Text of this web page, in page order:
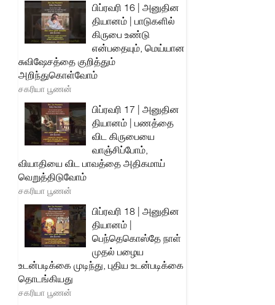
பிப்ரவரி 16 | அனுதின
தியானம் | பாடுகளில்
கிருபை உண்டு
என்பதையும், மெய்யான
சுவிஷேசத்தை குறித்தும்
அறிந்துகொள்வோம்
சகரியா பூணன்
பிப்ரவரி 17 | அனுதின
தியானம் | பணத்தை
விட கிருபையை
வாஞ்சிப்போம்,
வியாதியை விட பாவத்தை அதிகமாய்
வெறுத்திடுவோம்
சகரியா பூணன்
பிப்ரவரி 18 | அனுதின
தியானம் |
பெந்தெகொஸ்தே நாள்
முதல் பழைய
உடன்படிக்கை முடிந்து, புதிய உடன்படிக்கை
தொடங்கியது
சகரியா பூணன்